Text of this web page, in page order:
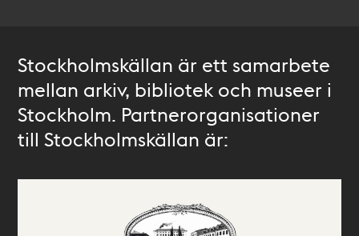
Stockholmskällan är ett samarbete
mellan arkiv, bibliotek och museer i
Stockholm. Partnerorganisationer
till Stockholmskällan är: